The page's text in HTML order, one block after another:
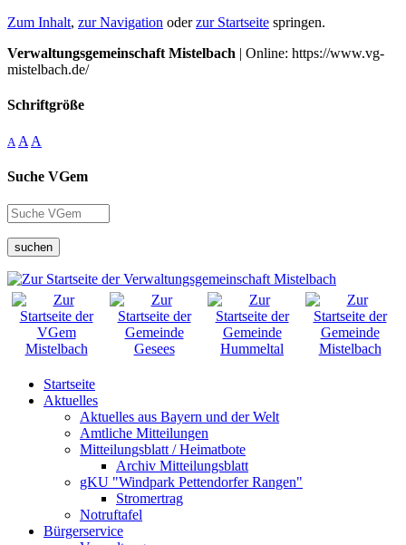
Zum Inhalt, zur Navigation oderzur Startseite springen.
Verwaltungsgemeinschaft Mistelbach | Online: https://www.vg-
mistelbach.de/
Schriftgröße
A A A
Suche VGem
suchen
Startseite
Aktuelles
Aktuelles aus Bayern und der Welt
Amtliche Mitteilungen
Mitteilungsblatt / Heimatbote
Archiv Mitteilungsblatt
gKU "Windpark Pettendorfer Rangen"
Stromertrag
Notruftafel
Bürgerservice